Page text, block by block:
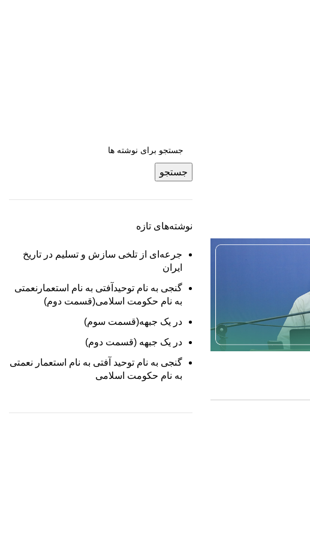
جستجو
نوشته‌های تازه
جرعه‌ای از تلخی سازش و تسلیم در تاریخ
ایران
گنجی به نام توحیدآفتی به نام استعمارنعمتی
به نام حکومت اسلامی(قسمت دوم)
در یک جبهه(قسمت سوم)
در یک جبهه (قسمت دوم)
گنجی به نام توحید آفتی به نام استعمار نعمتی
به نام حکومت اسلامی